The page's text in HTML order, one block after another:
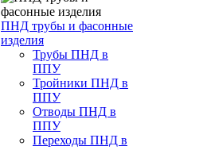
ПНД трубы и фасонные
изделия
Трубы ПНД в
ППУ
Тройники ПНД в
ППУ
Отводы ПНД в
ППУ
Переходы ПНД в